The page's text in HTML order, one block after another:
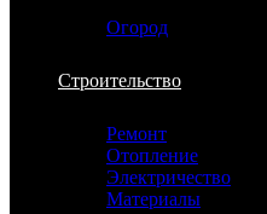
Огород
Строительство
Ремонт
Отопление
Электричество
Материалы